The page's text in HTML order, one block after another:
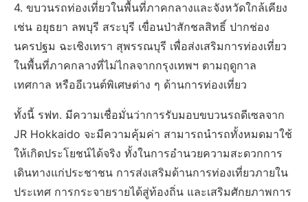
4. ขบวนรถท่องเที่ยวในพื้นที่ภาคกลางและจังหวัดใกล้เคียง
เช่น อยุธยา ลพบุรี สระบุรี เขื่อนป่าสักชลสิทธิ์ ปากช่อง
นครปฐม ฉะเชิงเทรา สุพรรณบุรี เพื่อส่งเสริมการท่องเที่ยว
ในพื้นที่ภาคกลางที่ไม่ไกลจากกรุงเทพฯ ตามฤดูกาล
เทศกาล หรืออีเวนต์พิเศษต่าง ๆ ด้านการท่องเที่ยว
ทั้งนี้ รฟท. มีความเชื่อมั่นว่าการรับมอบขบวนรถดีเซลจาก
JR Hokkaido จะมีความคุ้มค่า สามารถนำรถทั้งหมดมาใช้
ให้เกิดประโยชน์ได้จริง ทั้งในการอำนวยความสะดวกการ
เดินทางแก่ประชาชน การส่งเสริมด้านการท่องเที่ยวภายใน
ประเทศ การกระจายรายได้สู่ท้องถิ่น และเสริมศักยภาพการ